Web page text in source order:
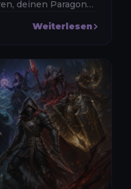
deinen Paragon-
Weiterlesen